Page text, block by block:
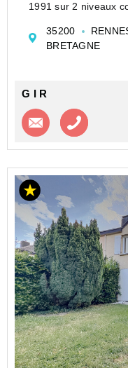
1991 sur 2 niveaux
aménagée/équipée
placard, un WC, un
35200
BRETAGNE
G I R
Contacter